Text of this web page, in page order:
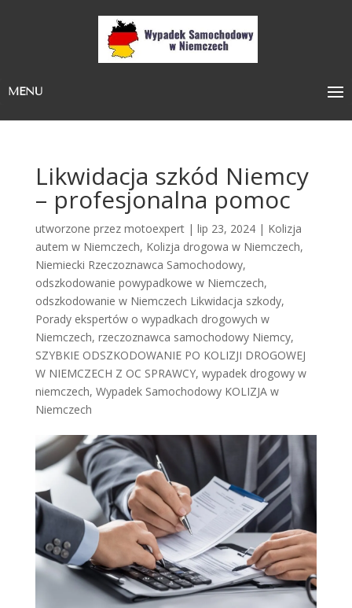
MENU
Likwidacja szkód Niemcy
– profesjonalna pomoc
utworzone przez motoexpert| lip 23, 2024| Kolizja
autem w Niemczech, Kolizja drogowa w Niemczech,
Niemiecki Rzeczoznawca Samochodowy,
odszkodowanie powypadkowe w Niemczech,
odszkodowanie w Niemczech Likwidacja szkody,
Porady ekspertów o wypadkach drogowych w
Niemczech, rzeczoznawca samochodowy Niemcy,
SZYBKIE ODSZKODOWANIE PO KOLIZJI DROGOWEJ
W NIEMCZECH Z OC SPRAWCY, wypadek drogowy w
niemczech, Wypadek Samochodowy KOLIZJA w
Niemczech